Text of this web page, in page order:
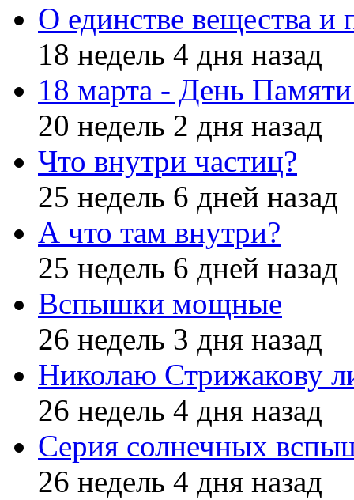
О единстве вещества и
18 недель 4 дня назад
18 марта - День
20 недель 2 дня назад
Что внутри частиц?
25 недель 6 дней назад
А что там внутри?
25 недель 6 дней назад
Вспышки мощные
26 недель 3 дня назад
Николаю Стрижакову
26 недель 4 дня назад
Серия солнечных
26 недель 4 дня назад